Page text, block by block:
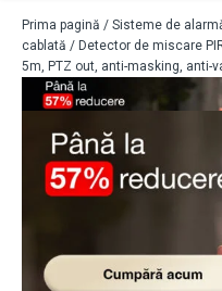
Prima pagină / Sisteme de
cablată / Detector de miscare
5m, PTZ out, anti-masking, anti-